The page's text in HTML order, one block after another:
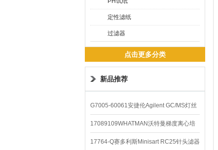
定性滤纸
过滤器
点击更多分类
新品推荐
G7005-60061安捷伦Agilent GC/MS灯丝
配件
17089109WHATMAN沃特曼梯度离心培
养基
17764-Q赛多利斯Minisart RC25针头滤器